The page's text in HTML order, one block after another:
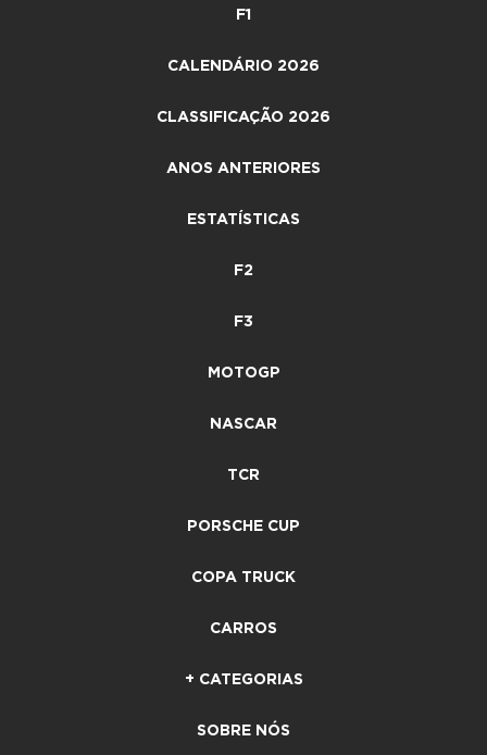
F1
CALENDÁRIO 2026
CLASSIFICAÇÃO 2026
ANOS ANTERIORES
ESTATÍSTICAS
F2
F3
MOTOGP
NASCAR
TCR
PORSCHE CUP
COPA TRUCK
CARROS
+ CATEGORIAS
SOBRE NÓS